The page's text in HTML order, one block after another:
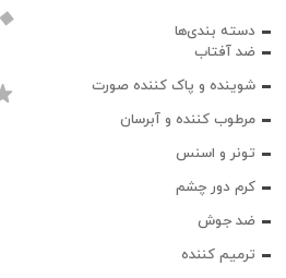
دسته بندی‌ها
ضد آفتاب
شوینده و پاک‌ کننده صورت
مرطوب کننده و آبرسان
تونر و اسنس
کرم دور چشم
ضد جوش
ترمیم کننده